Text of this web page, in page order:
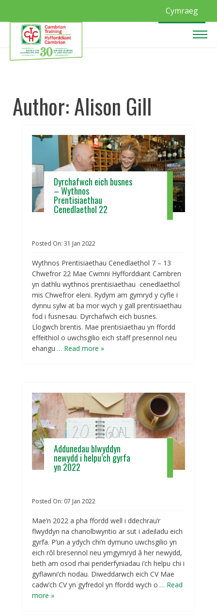
Cymraeg
Author:Alison Gill
Dyrchafwch eich busnes
– Wythnos
Prentisiaethau
Cenedlaethol 22
Posted On:31 Jan 2022
Wythnos Prentisiaethau Cenedlaethol 7 – 13
Chwefror 22 Mae Cwmni Hyfforddiant Cambren
yn dathlu wythnos prentisiaethau cenedlaethol
mis Chwefror eleni. Rydym am gymryd y cyfle i
dynnu sylw at ba mor wych y gall prentisiaethau
fod i fusnesau. Dyrchafwch eich busnes.
Llogwch brentis. Mae prentisiaethau yn ffordd
effeithiol o uwchsgilio eich staff presennol neu
ehangu … Read more »
Addunedau blwyddyn
newydd i helpu’ch gyrfa
yn 2022
Posted On: 07 Jan 2022
Mae’n 2022 a pha ffordd well i ddechrau’r
flwyddyn na chanolbwyntio ar sut i adeiladu eich
gyrfa. P’un a ydych chi’n dymuno uwchsgilio yn
eich rôl bresennol neu ymgymryd â her newydd,
beth am osod rhai penderfyniadau i’ch helpu chi i
gyflawni’ch nodau. Diweddarwch eich CV Mae
cadw’ch CV yn gyfredol yn ffordd wych o … Read
more »